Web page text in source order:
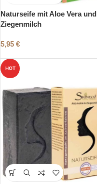
Naturseife mit Aloe Vera und
Ziegenmilch
5,95 €
HOT